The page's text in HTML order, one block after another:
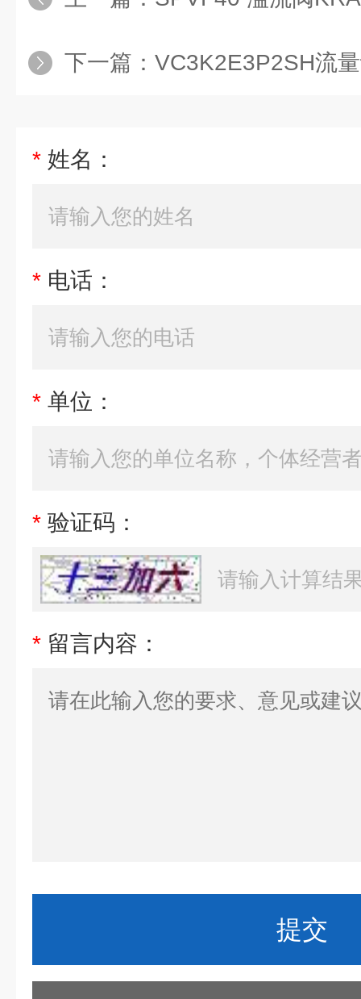
下一篇： VC3K2E3P2SH流
* 姓名：
* 电话：
* 单位：
* 验证码：
* 留言内容：